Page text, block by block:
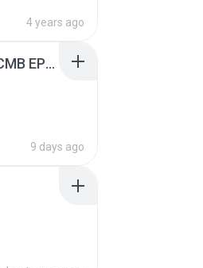
4 years ago
[Witanime.com] RKNGMNNTSRCMB EP 06 HD.mp4
9 days ago